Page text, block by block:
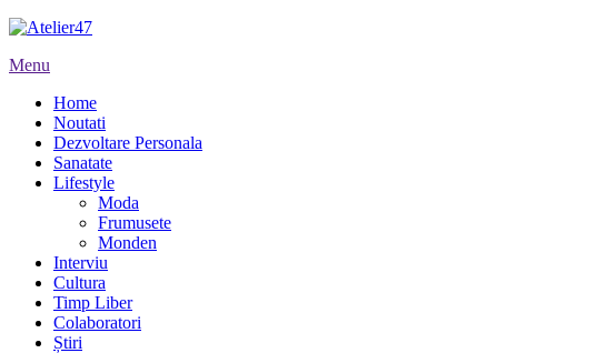
Menu
Home
Noutati
Dezvoltare Personala
Sanatate
Lifestyle
Moda
Frumusete
Monden
Interviu
Cultura
Timp Liber
Colaboratori
Știri